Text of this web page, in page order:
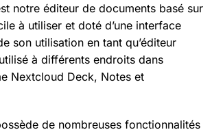
notre éditeur de documents basé sur
à utiliser et doté d’une interface
son utilisation en tant qu’éditeur
à différents endroits dans
Nextcloud Deck, Notes et
de nombreuses fonctionnalités